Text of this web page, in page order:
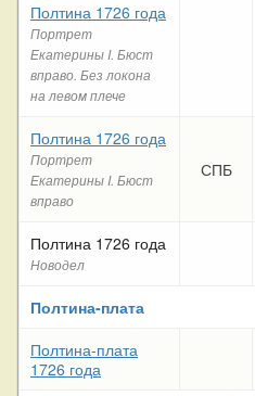
Полтина 1726 года
Портрет
Екатерины I. Бюст
вправо. Без локона
на левом плече
Полтина 1726 года
Портрет
Екатерины I. Бюст
вправо
СПБ
Полтина 1726 года
Новодел
Полтина-плата
Полтина-плата
1726 года